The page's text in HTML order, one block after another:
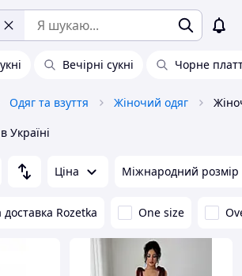
Вечірні сукні Чорне
Одяг та взуття Жіночий одяг
в Україні
Ціна Міжнародний розмір
Rozetka One size